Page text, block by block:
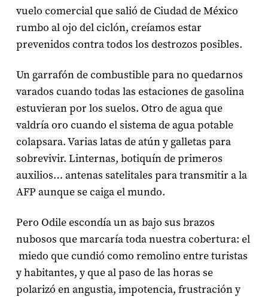
vuelo comercial que salió de Ciudad de México
rumbo al ojo del ciclón, creíamos estar
prevenidos contra todos los destrozos posibles.
Un garrafón de combustible para no quedarnos
varados cuando todas las estaciones de gasolina
estuvieran por los suelos. Otro de agua que
valdría oro cuando el sistema de agua potable
colapsara. Varias latas de atún y galletas para
sobrevivir. Linternas, botiquín de primeros
auxilios… antenas satelitales para transmitir a la
AFP aunque se caiga el mundo.
Pero Odile escondía un as bajo sus brazos
nubosos que marcaría toda nuestra cobertura: el
miedo que cundió como remolino entre turistas
y habitantes, y que al paso de las horas se
polarizó en angustia, impotencia, frustración y